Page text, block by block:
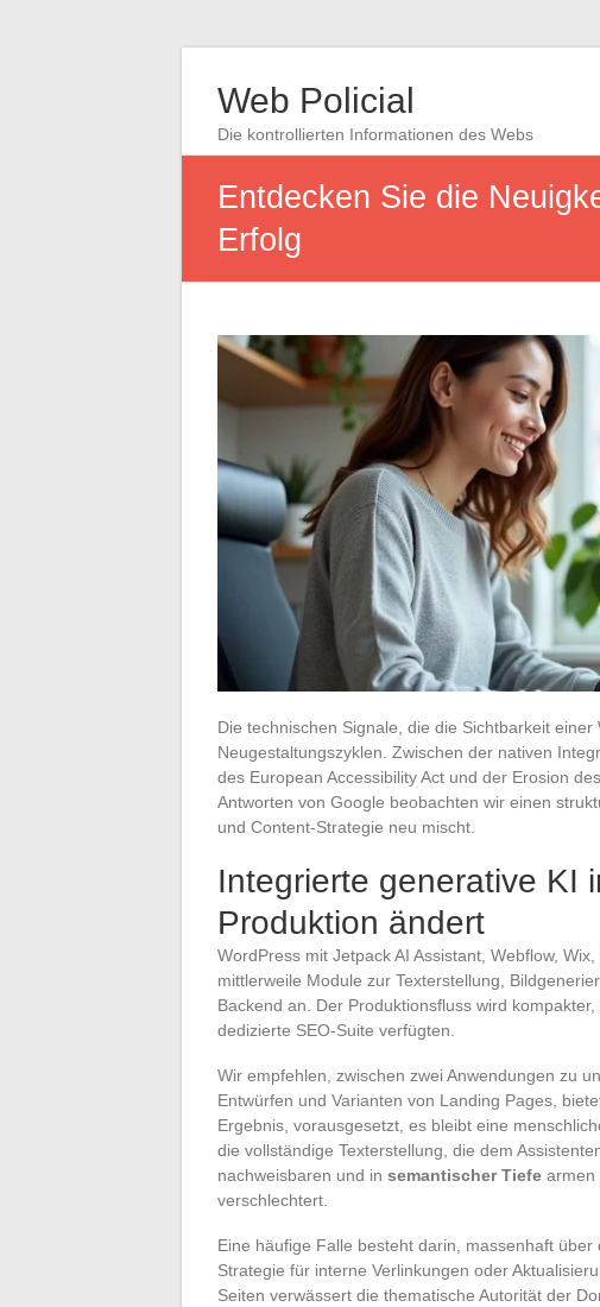
Web Policial
Die kontrollierten Informationen des Webs
Entdecken Sie die
Erfolg
Die technischen Signale, die die Sichtbarkeit
Neugestaltungszyklen. Zwischen der nativen
des European Accessibility Act und der Erosion
Antworten von Google beobachten wir einen
und Content-Strategie neu mischt.
Integrierte generative KI
Produktion ändert
WordPress mit Jetpack AI Assistant, Webflow,
mittlerweile Module zur Texterstellung,
Backend an. Der Produktionsfluss wird
dedizierte SEO-Suite verfügten.
Wir empfehlen, zwischen zwei Anwendungen zu
Entwürfen und Varianten von Landing Pages,
Ergebnis, vorausgesetzt, es bleibt eine
die vollständige Texterstellung, die dem
nachweisbaren und in semantischer Tiefe armen
verschlechtert.
Eine häufige Falle besteht darin, massenhaft
Strategie für interne Verlinkungen oder
Seiten verwässert die thematische Autorität der